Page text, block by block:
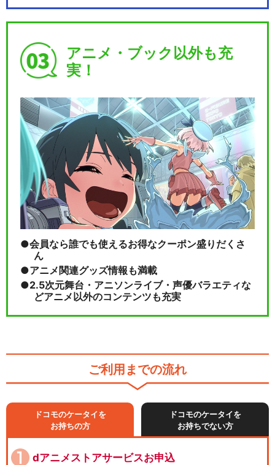
閉じる
アニメ・ブック以外も充
実！
会員なら誰でも使えるお得なクーポン盛りだくさ
ん
アニメ関連グッズ情報も満載
2.5次元舞台・アニソンライブ・声優バラエティな
どアニメ以外のコンテンツも充実
ご利用までの流れ
ドコモのケータイを
お持ちの方
ドコモのケータイを
お持ちでない方
dアニメストアサービスお申込